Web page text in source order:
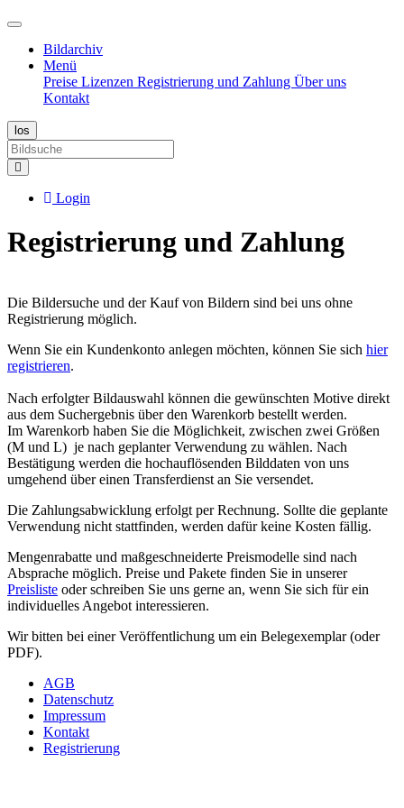
Bildarchiv
Menü
Preise Lizenzen Registrierung und Zahlung Über uns
Kontakt
Login
Registrierung und Zahlung
Die Bildersuche und der Kauf von Bildern sind bei uns ohne
Registrierung möglich.
Wenn Sie ein Kundenkonto anlegen möchten, können Sie sich hier
registrieren.
Nach erfolgter Bildauswahl können die gewünschten Motive direkt
aus dem Suchergebnis über den Warenkorb bestellt werden.
Im Warenkorb haben Sie die Möglichkeit, zwischen zwei Größen
(M und L) je nach geplanter Verwendung zu wählen. Nach
Bestätigung werden die hochauflösenden Bilddaten von uns
umgehend über einen Transferdienst an Sie versendet.
Die Zahlungsabwicklung erfolgt per Rechnung. Sollte die geplante
Verwendung nicht stattfinden, werden dafür keine Kosten fällig.
Mengenrabatte und maßgeschneiderte Preismodelle sind nach
Absprache möglich. Preise und Pakete finden Sie in unserer
Preisliste oder schreiben Sie uns gerne an, wenn Sie sich für ein
individuelles Angebot interessieren.
Wir bitten bei einer Veröffentlichung um ein Belegexemplar (oder
PDF).
AGB
Datenschutz
Impressum
Kontakt
Registrierung